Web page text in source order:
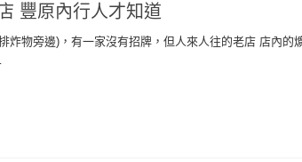
豐原內行人才知道
炸物旁邊)，有一家沒有招牌，但人來人往的老店 店內的